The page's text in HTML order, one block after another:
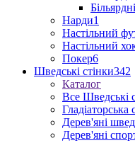
Нарди1
Настільний
Настільний
Покер6
Шведські стінки342
Каталог
Все Шведські
Гладіаторська
Дерев'яні
Дерев'яні